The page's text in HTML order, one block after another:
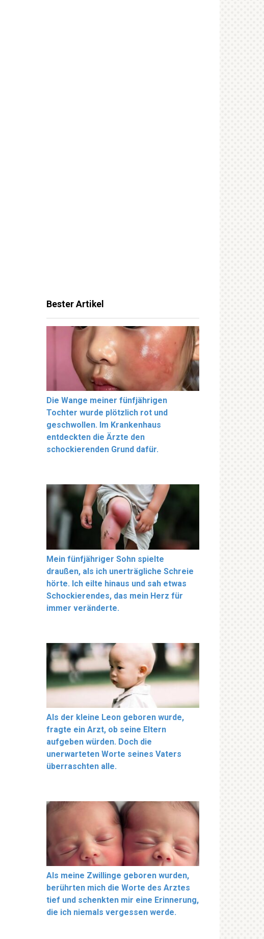
Bester Artikel
Die Wange meiner fünfjährigen
Tochter wurde plötzlich rot und
geschwollen. Im Krankenhaus
entdeckten die Ärzte den
schockierenden Grund dafür.
Mein fünfjähriger Sohn spielte
draußen, als ich unerträgliche Schreie
hörte. Ich eilte hinaus und sah etwas
Schockierendes, das mein Herz für
immer veränderte.
Als der kleine Leon geboren wurde,
fragte ein Arzt, ob seine Eltern
aufgeben würden. Doch die
unerwarteten Worte seines Vaters
überraschten alle.
Als meine Zwillinge geboren wurden,
berührten mich die Worte des Arztes
tief und schenkten mir eine Erinnerung,
die ich niemals vergessen werde.